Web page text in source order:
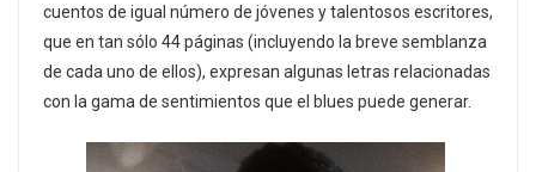
cuentos de igual número de jóvenes y talentosos escritores,
que en tan sólo 44 páginas (incluyendo la breve semblanza
de cada uno de ellos), expresan algunas letras relacionadas
con la gama de sentimientos que el blues puede generar.